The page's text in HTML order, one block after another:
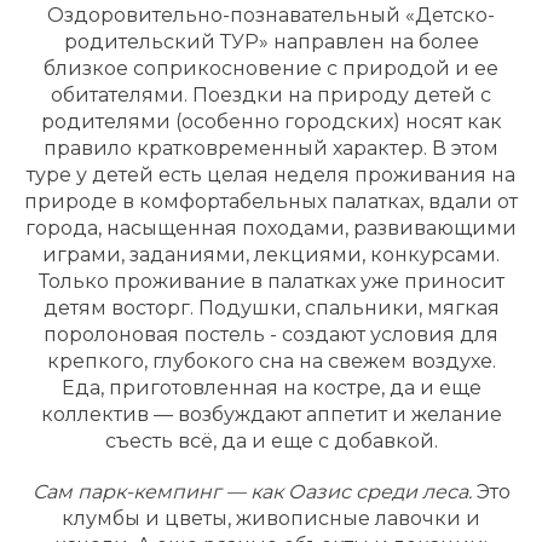
Оздоровительно-познавательный «Детско-
родительский ТУР» направлен на более
близкое соприкосновение с природой и ее
обитателями. Поездки на природу детей с
родителями (особенно городских) носят как
правило кратковременный характер. В этом
туре у детей есть целая неделя проживания на
природе в комфортабельных палатках, вдали от
города, насыщенная походами, развивающими
играми, заданиями, лекциями, конкурсами.
Только проживание в палатках уже приносит
детям восторг. Подушки, спальники, мягкая
поролоновая постель - создают условия для
крепкого, глубокого сна на свежем воздухе.
Еда, приготовленная на костре, да и еще
коллектив — возбуждают аппетит и желание
съесть всё, да и еще с добавкой.
Сам парк-кемпинг — как Оазис среди леса. Это
клумбы и цветы, живописные лавочки и